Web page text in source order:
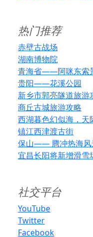
热门推荐
赤壁古战场
湖南博物院
青海省——阿咪东索
贵阳——花溪公园
新乡市郭亮隧道旅游
商丘古城旅游攻略
西湖暮色幻似海，天
镇江西津渡古街
保山—— 腾冲热海风
宜昌长阳将新增滑雪
社交平台
YouTube
Twitter
Facebook